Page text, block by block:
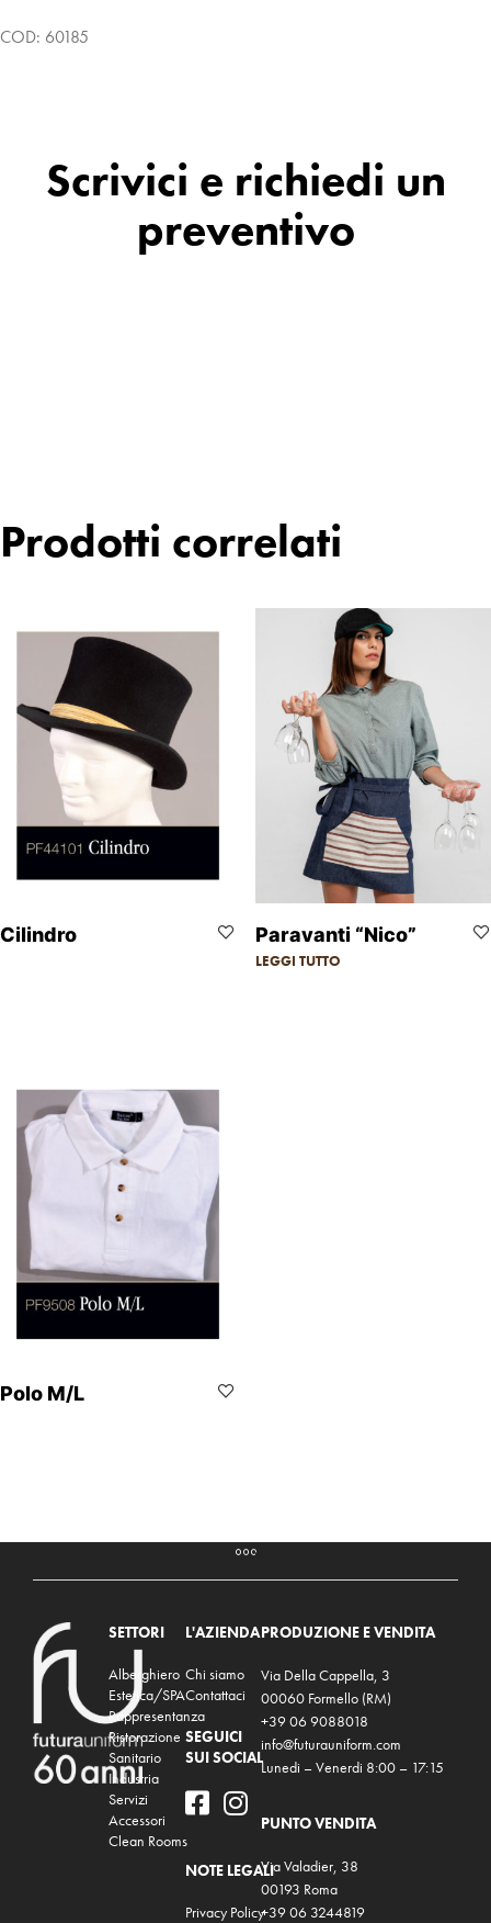
COD: 60185
Scrivici e richiedi un
preventivo
Prodotti correlati
Cilindro Paravanti “Nico”
LEGGI TUTTO
Polo M/L
SETTORI
Alberghiero
Estetica/SPA
Rappresentanza
Ristorazione
Sanitario
Industria
Servizi
Accessori
Clean Rooms
L'AZIENDA
Chi siamo
Contattaci
SEGUICI
SUI SOCIAL
NOTE LEGALI
Privacy Policy
PRODUZIONE E VENDITA
Via Della Cappella, 3
00060 Formello (RM)
+39 06 9088018
info@futurauniform.com
Lunedi – Venerdi 8:00 – 17:15
PUNTO VENDITA
Via Valadier, 38
00193 Roma
+39 06 3244819